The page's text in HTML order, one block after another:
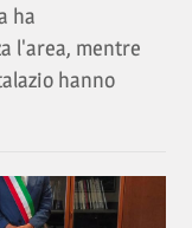
ha
l'area, mentre
hanno